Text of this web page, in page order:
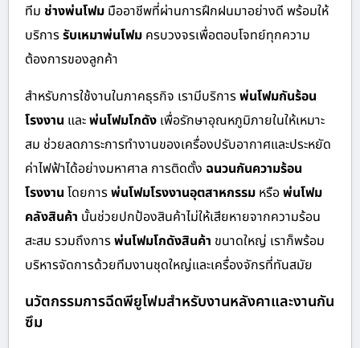
ทีม ช่างพ่นโฟม มืออาชีพที่ผ่านการฝึกฝนมาอย่างดี พร้อมให้
บริการรับเหมาพ่นโฟม ครบวงจรเพื่อตอบโจทย์ทุกความ
ต้องการของลูกค้า
สำหรับการใช้งานในภาคธุรกิจ เรามีบริการพ่นโฟมกันร้อน
โรงงาน และพ่นโฟมโกดัง เพื่อรักษาอุณหภูมิภายในให้เหมาะ
สม ช่วยลดภาระการทำงานของเครื่องปรับอากาศและประหยัด
ค่าไฟฟ้าได้อย่างมหาศาล การติดตั้ง ฉนวนกันความร้อน
โรงงาน โดยการพ่นโฟมโรงงานอุตสาหกรรม หรือพ่นโฟม
คลังสินค้า นั้นช่วยปกป้องสินค้าไม่ให้เสียหายจากความร้อน
สะสม รวมถึงการพ่นโฟมโกดังสินค้า ขนาดใหญ่ เราก็พร้อม
บริหารจัดการด้วยทีมงานชุดใหญ่และเครื่องจักรที่ทันสมัย
นวัตกรรมการฉีดพียูโฟมสำหรับงานหลังคาและงานกัน
ซึม